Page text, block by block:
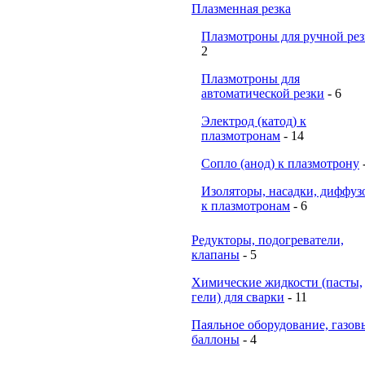
Плазменная резка
Плазмотроны для ручной
2
Плазмотроны для
автоматической резки - 6
Электрод (катод) к
плазмотронам - 14
Сопло (анод) к плазмотрону
Изоляторы, насадки,
к плазмотронам - 6
Редукторы, подогреватели,
клапаны - 5
Химические жидкости (пасты,
гели) для сварки - 11
Паяльное оборудование,
баллоны - 4